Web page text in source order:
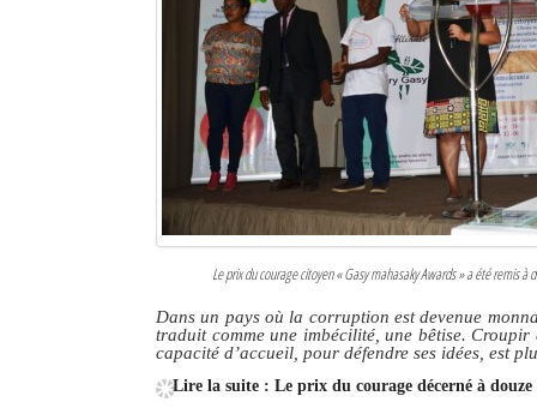
Le prix du courage citoyen « Gasy mahasaky Awards » a été remis
Dans un pays où la corruption est devenue
traduit comme une imbécilité, une bêtise.
capacité d’accueil, pour défendre ses idées, est
Lire la suite : Le prix du courage décerné à